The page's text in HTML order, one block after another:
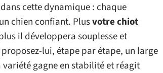
cette dynamique : chaque
chien confiant. Plusvotre chiot
il développera souplesse et
lui, étape par étape, un large
gagne en stabilité et réagit